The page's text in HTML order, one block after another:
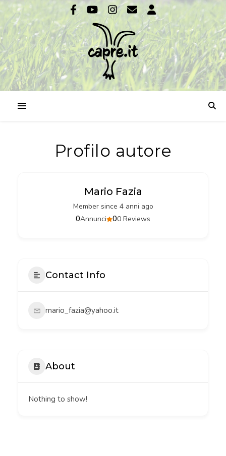
Profilo autore
Mario Fazia
Member since 4 anni ago
00 Reviews
0Annunci
Contact Info
mario_fazia@yahoo.it
About
Nothing to show!